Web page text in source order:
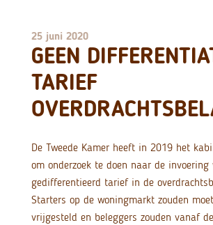
25 juni 2020
GEEN
TARIEF
De Tweede Kamer heeft in 2019 het
om onderzoek te doen naar de invoering
gedifferentieerd tarief in de
Starters op de woningmarkt zouden
vrijgesteld en beleggers zouden vanaf